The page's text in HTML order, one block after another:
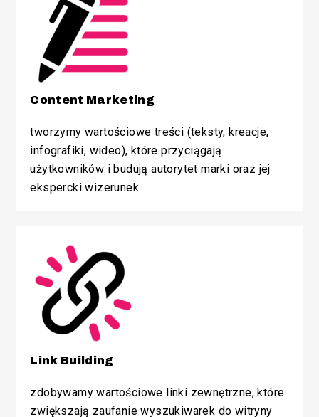
Content Marketing
tworzymy wartościowe treści (teksty, kreacje,
infografiki, wideo), które przyciągają
użytkowników i budują autorytet marki oraz jej
ekspercki wizerunek
Link Building
zdobywamy wartościowe linki zewnętrzne, które
zwiększają zaufanie wyszukiwarek do witryny